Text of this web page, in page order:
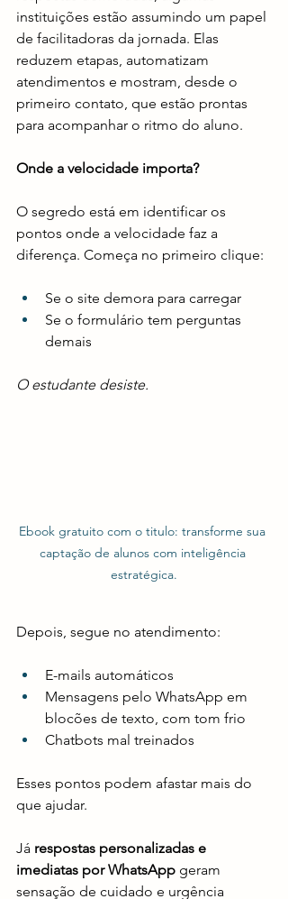
instituições estão assumindo um papel
de facilitadoras da jornada. Elas
reduzem etapas, automatizam
atendimentos e mostram, desde o
primeiro contato, que estão prontas
para acompanhar o ritmo do aluno.
Onde a velocidade importa?
O segredo está em identificar os
pontos onde a velocidade faz a
diferença. Começa no primeiro clique:
Se o site demora para carregar
Se o formulário tem perguntas
demais
O estudante desiste.
Ebook gratuito com o titulo: transforme sua
captação de alunos com inteligência
estratégica.
Depois, segue no atendimento:
E-mails automáticos
Mensagens pelo WhatsApp em
blocões de texto, com tom frio
Chatbots mal treinados
Esses pontos podem afastar mais do
que ajudar.
Já respostas personalizadas e
imediatas por WhatsApp geram
sensação de cuidado e urgência